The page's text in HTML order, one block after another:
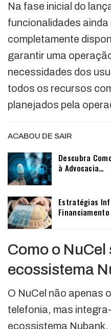
Na fase inicial do
funcionalidades
completamente
garantir uma
necessidades dos
todos os recursos
planejados pela
ACABOU DE SAIR
Descubra
à Advocacia…
Estratégias
Como o
ecossistema
O NuCel não apenas
telefonia, mas
ecossistema Nubank.